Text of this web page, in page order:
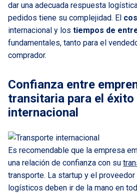
dar una adecuada respuesta
pedidos tiene su complejidad. El
internacional y los tiempos de
fundamentales, tanto para el
comprador.
Confianza entre
transitaria para el
internacional
Es recomendable que la empresa
una relación de confianza con su
transporte. La startup y el
logísticos deben ir de la mano en